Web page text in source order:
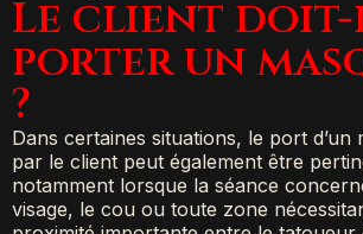
Le client
porter un
?
Dans certaines situations, le port d’un
par le client peut également être
notamment lorsque la séance
visage, le cou ou toute zone